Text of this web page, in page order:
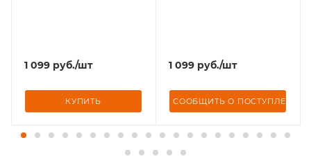
1 099 руб./шт
КУПИТЬ
1 099 руб./шт
СООБЩИТЬ О ПОСТУПЛЕНИИ